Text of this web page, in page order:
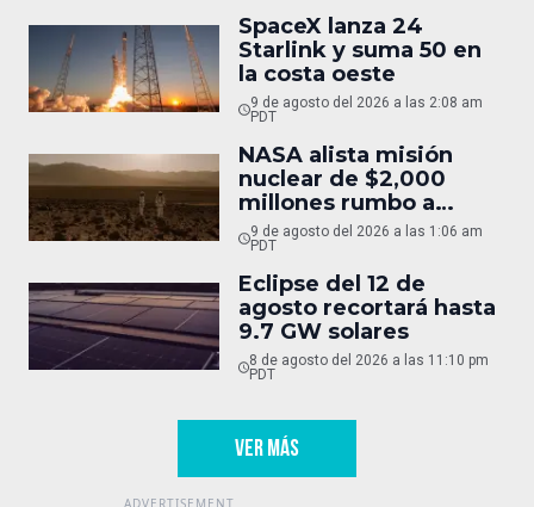
SpaceX lanza 24
Starlink y suma 50 en
la costa oeste
9 de agosto del 2026 a las 2:08 am
PDT
NASA alista misión
nuclear de $2,000
millones rumbo a
Marte
9 de agosto del 2026 a las 1:06 am
PDT
Eclipse del 12 de
agosto recortará hasta
9.7 GW solares
8 de agosto del 2026 a las 11:10 pm
PDT
VER MÁS